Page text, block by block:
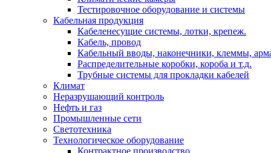
Тестировочное оборудование и системы
Кабельная продукция
Кабеленесущие системы, лотки, крепеж.
Кабель, провод
Кабельный вводы, наконечники, клеммы,
Распределительные коробки, короба и т.д.
Трубные системы для прокладки кабелей
Климат
Неразрушающий контроль
Нефть и газ
Промышленные сети
Светотехника
Технологическое оборудование